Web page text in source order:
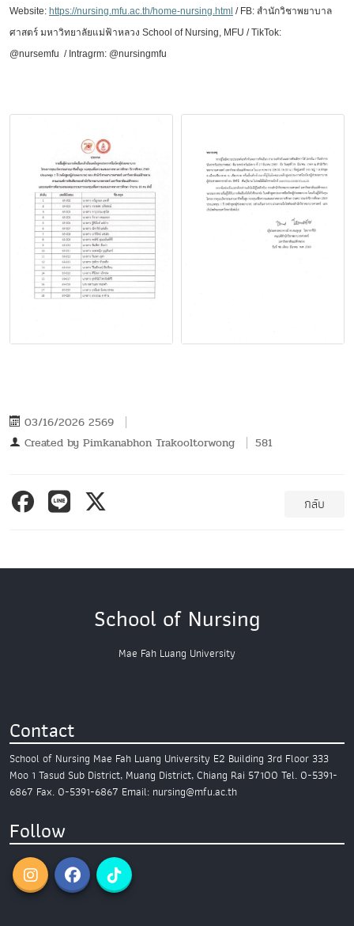
Website: https://nursing.mfu.ac.th/home-nursing.html / FB: สำนักวิชาพยาบาล
ศาสตร์ มหาวิทยาลัยแม่ฟ้าหลวง School of Nursing, MFU / TikTok:
@nursemfu / Intragrm: @nursingmfu
03/16/2026 2569
Created by Pimkanabhon Trakooltorwong 581
กลับ
School of Nursing
Mae Fah Luang University
Contact
School of Nursing Mae Fah Luang University E2 Building 3rd Floor 333
Moo 1 Tasud Sub District, Muang District, Chiang Rai 57100 Tel. 0-5391-
6867 Fax. 0-5391-6867 Email: nursing@mfu.ac.th
Follow